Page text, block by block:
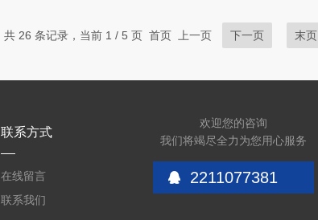
共 26 条记录，当前 1 / 5 页 首页 上一页 下一页 末页
联系方式
在线留言
联系我们
欢迎您的咨询
我们将竭尽全力为您用心服务
2211077381